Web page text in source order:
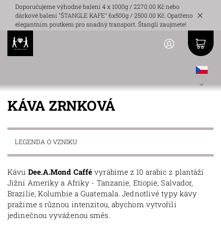
Doporučujeme výhodné balení 4 x 1000g / 2270.00 Kč nebo
dárkové balení "ŠTANGLE KAFE" 6x500g / 2500.00 Kč. Opatřeno
elegantním poutkem pro snadný transport. Štanglí zaujmete!
KÁVA ZRNKOVÁ
LEGENDA O VZNIKU
Kávu Dee.A.Mond Caffévyrábíme z 10 arabic z plantáží
Jižní Ameriky a Afriky - Tanzanie, Etiopie, Salvador,
Brazílie, Kolumbie a Guatemala. Jednotlivé typy kávy
pražíme s různou intenzitou, abychom vytvořili
jedinečnou vyváženou směs.